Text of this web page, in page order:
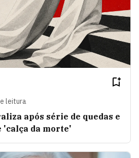
leitura
após série de quedas e
'calça da morte'